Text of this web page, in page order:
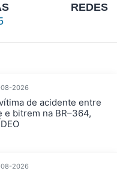
REDES
2026
de acidente entre
e bitrem na BR–364,
2026